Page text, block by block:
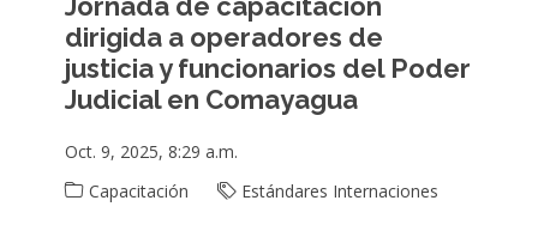
dirigida a operadores de
justicia y funcionarios del Poder
Judicial en Comayagua
Oct. 9, 2025, 8:29 a.m.
Capacitación
Estándares Internaciones